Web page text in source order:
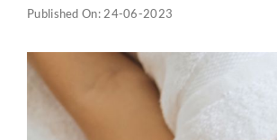
Published On: 24-06-2023